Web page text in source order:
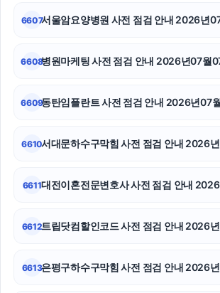
대구이
6607서울암요양병원 사전 점검 안내 2026년
6608병원마케팅 사전 점검 안내 2026년07월
6609동탄임플란트 사전 점검 안내 2026년07
6610서대문하수구막힘 사전 점검 안내 2026
6611대전이혼전문변호사 사전 점검 안내
6612트립닷컴할인코드 사전 점검 안내 2026
6613은평구하수구막힘 사전 점검 안내 2026